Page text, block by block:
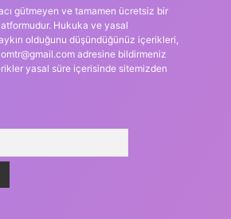
gütmeyen ve tamamen ücretsiz bir
Hukuka ve yasal
olduğunu düşündüğünüz içerikleri,
adresine bildirmeniz
yasal süre içerisinde sitemizden